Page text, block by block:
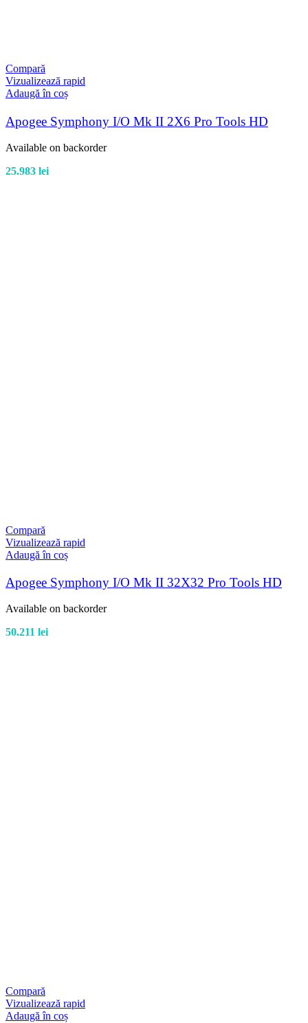
Compară
Vizualizează rapid
Adaugă în coș
Apogee Symphony I/O Mk II 2X6 Pro Tools HD
Available on backorder
25.983 lei
Compară
Vizualizează rapid
Adaugă în coș
Apogee Symphony I/O Mk II 32X32 Pro Tools HD
Available on backorder
50.211 lei
Compară
Vizualizează rapid
Adaugă în coș